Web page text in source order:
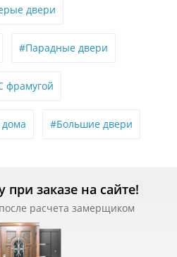
двери
#Парадные двери
фрамугой
#Большие двери
заказе на сайте!
расчета замерщиком